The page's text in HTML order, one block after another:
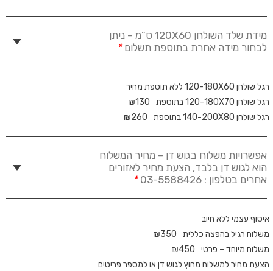
מידת שלד השולחן 120X60 ס”מ – ניתן
לבחור מידה אחרת בתוספת תשלום*
רגל שולחן 120-180X60 ללא תוספת מחיר
רגל שולחן 120-180X70 בתוספת
₪130
רגל שולחן 140-200X80 בתוספת
₪260
אפשרויות משלוח בגוש דן – מחיר המשלוח
הוא לגוש דן בלבד, הצעת מחיר לאזורים
אחרים בטלפון : 03-5588426
*
איסוף עצמי ללא חיוב
משלוח רגיל בהפצה כללית
₪350
משלוח מיוחד – פרטי
₪450
הצעת מחיר למשלוח מחוץ לגוש דן או למספר פריטים